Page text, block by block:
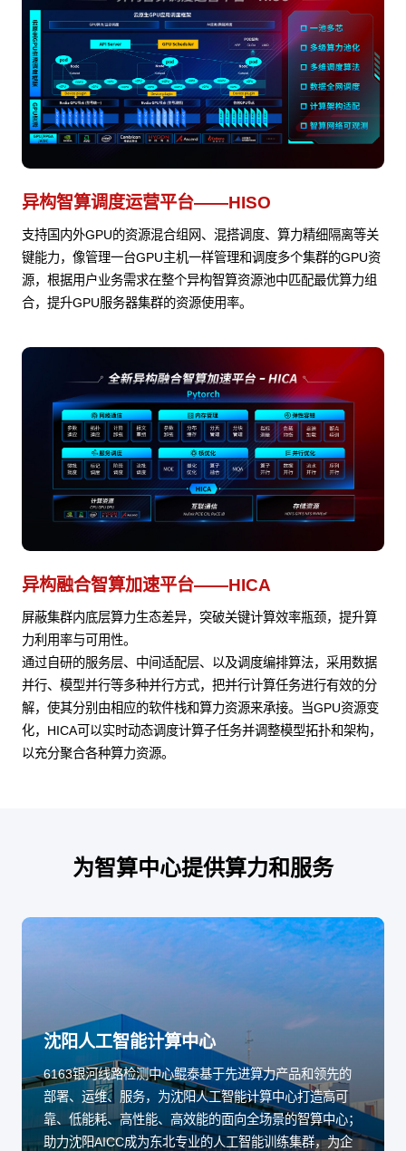
异构智算调度运营平台——HISO
支持国内外GPU的资源混合组网、混搭调度、算力精细隔离等关
键能力，像管理一台GPU主机一样管理和调度多个集群的GPU资
源，根据用户业务需求在整个异构智算资源池中匹配最优算力组
合，提升GPU服务器集群的资源使用率。
异构融合智算加速平台——HICA
屏蔽集群内底层算力生态差异，突破关键计算效率瓶颈，提升算
力利用率与可用性。
通过自研的服务层、中间适配层、以及调度编排算法，采用数据
并行、模型并行等多种并行方式，把并行计算任务进行有效的分
解，使其分别由相应的软件栈和算力资源来承接。当GPU资源变
化，HICA可以实时动态调度计算子任务并调整模型拓扑和架构，
以充分聚合各种算力资源。
为智算中心提供算力和服务
沈阳人工智能计算中心
6163银河线路检测中心鲲泰基于先进算力产品和领先的
部署、运维、服务，为沈阳人工智能计算中心打造高可
靠、低能耗、高性能、高效能的面向全场景的智算中心；
助力沈阳AICC成为东北专业的人工智能训练集群，为企